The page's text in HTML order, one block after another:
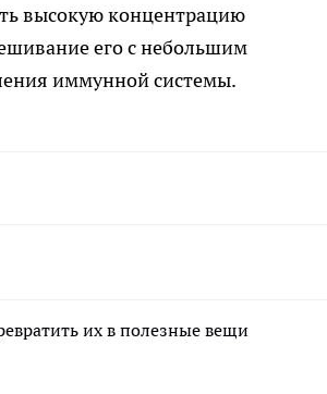
высокую концентрацию
его с небольшим
иммунной системы.
их в полезные вещи